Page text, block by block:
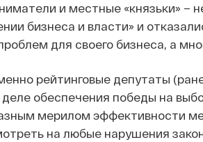
и местные «князьки» –
бизнеса и власти» и
для своего бизнеса, а
рейтинговые депутаты
деле обеспечения победы на
мерилом эффективности
на любые нарушения